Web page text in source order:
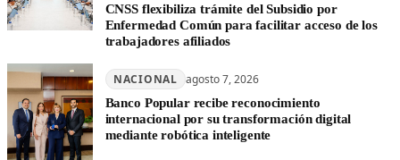
CNSS flexibiliza trámite del Subsidio por
Enfermedad Común para facilitar acceso de los
trabajadores afiliados
NACIONAL agosto 7, 2026
Banco Popular recibe reconocimiento
internacional por su transformación digital
mediante robótica inteligente